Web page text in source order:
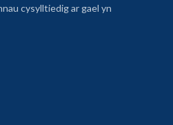
cysylltiedig ar gael yn